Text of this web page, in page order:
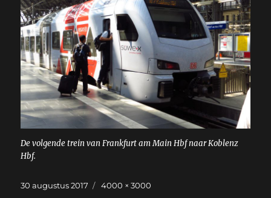
De volgende trein van Frankfurt am Main Hbf naar Koblenz
Hbf.
Geplaatst
30 augustus 2017
Volledige
4000 × 3000